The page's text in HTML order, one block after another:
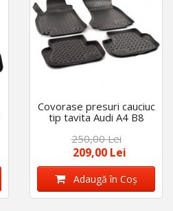
Covorase presuri cauciuc
tip tavita Audi A4 B8
250,00 Lei
209,00 Lei
Adaugă în Coş